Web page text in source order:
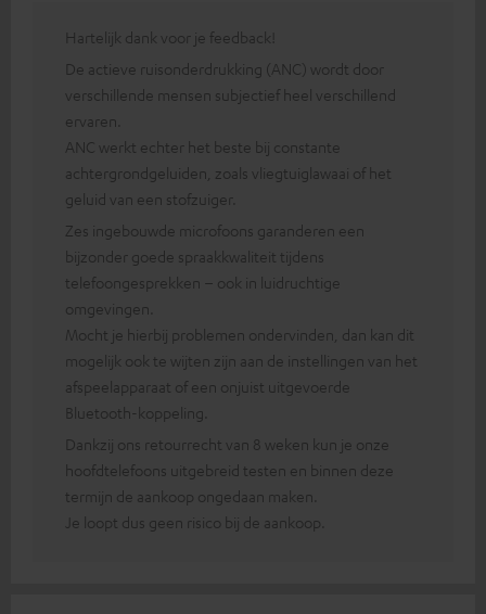
Hartelijk dank voor je feedback!
De actieve ruisonderdrukking (ANC) wordt door
verschillende mensen subjectief heel verschillend
ervaren.
ANC werkt echter het beste bij constante
achtergrondgeluiden, zoals vliegtuiglawaai of het
geluid van een stofzuiger.
Zes ingebouwde microfoons garanderen een
bijzonder goede spraakkwaliteit tijdens
telefoongesprekken – ook in luidruchtige
omgevingen.
Mocht je hierbij problemen ondervinden, dan kan dit
mogelijk ook te wijten zijn aan de instellingen van het
afspeelapparaat of een onjuist uitgevoerde
Bluetooth-koppeling.
Dankzij ons retourrecht van 8 weken kun je onze
hoofdtelefoons uitgebreid testen en binnen deze
termijn de aankoop ongedaan maken.
Je loopt dus geen risico bij de aankoop.